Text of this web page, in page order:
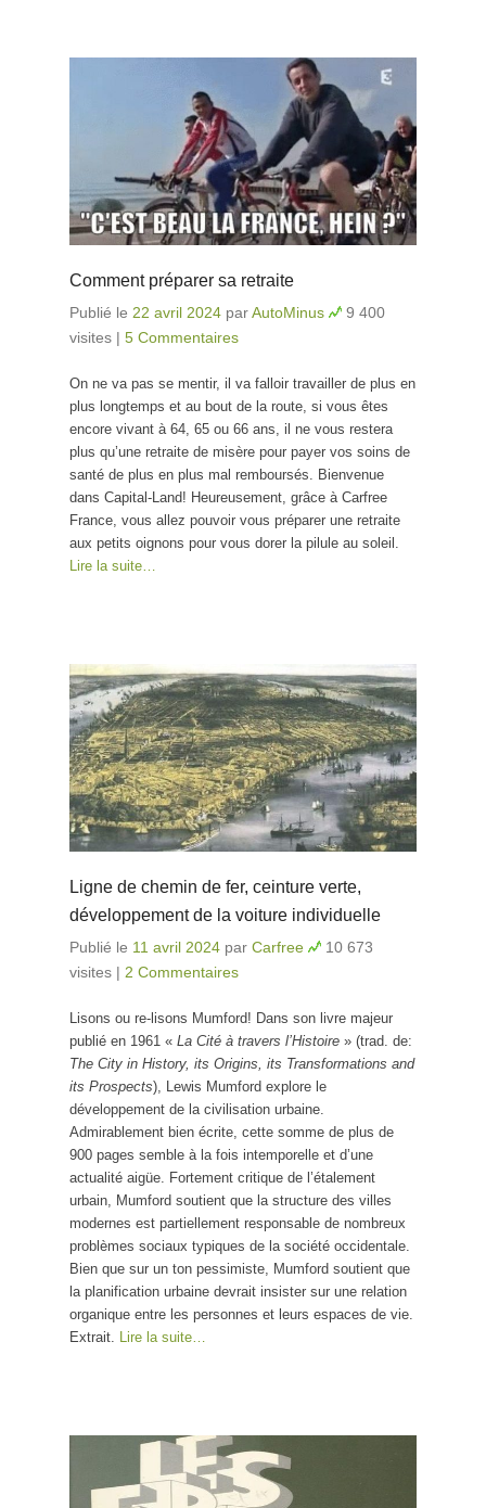
Comment préparer sa retraite
Publié le 22 avril 2024 parAutoMinus
9 400
visites | 5 Commentaires
On ne va pas se mentir, il va falloir travailler de plus en
plus longtemps et au bout de la route, si vous êtes
encore vivant à 64, 65 ou 66 ans, il ne vous restera
plus qu’une retraite de misère pour payer vos soins de
santé de plus en plus mal remboursés. Bienvenue
dans Capital-Land! Heureusement, grâce à Carfree
France, vous allez pouvoir vous préparer une retraite
aux petits oignons pour vous dorer la pilule au soleil.
Lire la suite…
Ligne de chemin de fer, ceinture verte,
développement de la voiture individuelle
Publié le 11 avril 2024 par Carfree
10 673
visites | 2 Commentaires
Lisons ou re-lisons Mumford! Dans son livre majeur
publié en 1961 « La Cité à travers l’Histoire » (trad. de:
The City in History, its Origins, its Transformations and
its Prospects), Lewis Mumford explore le
développement de la civilisation urbaine.
Admirablement bien écrite, cette somme de plus de
900 pages semble à la fois intemporelle et d’une
actualité aigüe. Fortement critique de l’étalement
urbain, Mumford soutient que la structure des villes
modernes est partiellement responsable de nombreux
problèmes sociaux typiques de la société occidentale.
Bien que sur un ton pessimiste, Mumford soutient que
la planification urbaine devrait insister sur une relation
organique entre les personnes et leurs espaces de vie.
Extrait. Lire la suite…